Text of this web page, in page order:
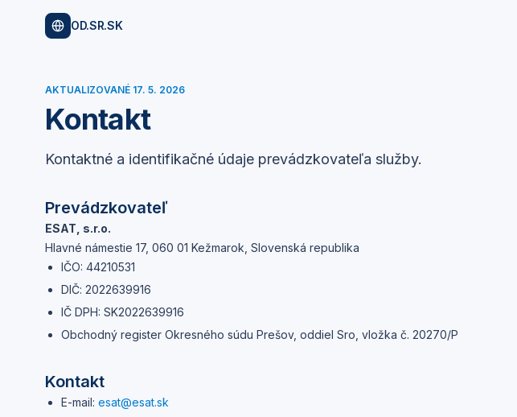
OD.SR.SK
AKTUALIZOVANÉ 17. 5. 2026
Kontakt
Kontaktné a identifikačné údaje prevádzkovateľa služby.
Prevádzkovateľ
ESAT, s.r.o.
Hlavné námestie 17, 060 01 Kežmarok, Slovenská republika
IČO: 44210531
DIČ: 2022639916
IČ DPH: SK2022639916
Obchodný register Okresného súdu Prešov, oddiel Sro, vložka č. 20270/P
Kontakt
E-mail: esat@esat.sk